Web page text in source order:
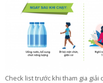
Check list trước khi tham gia giải